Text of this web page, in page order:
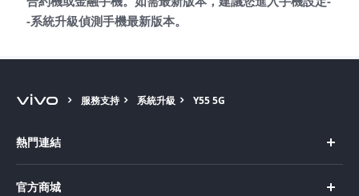
-系統升級偵測手機最新版本。
服務支持 系統升級 Y55 5G
熱門連結
官方商城